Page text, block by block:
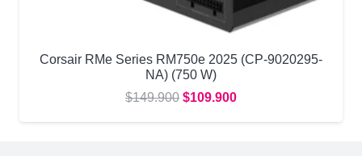
Corsair RMe Series RM750e 2025 (CP-9020295-
NA) (750 W)
$149.900 El
precio
$109.900El
precio